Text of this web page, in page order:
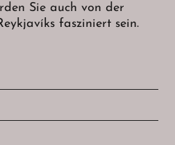
Sie auch von der
fasziniert sein.